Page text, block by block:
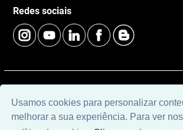
Usamos cookies para personalizar
melhorar a sua experiência. Para ver
Redes sociais
© 2026 | Imobiliária Investindo Cascavel |
Desenvolvido por Universal Software.